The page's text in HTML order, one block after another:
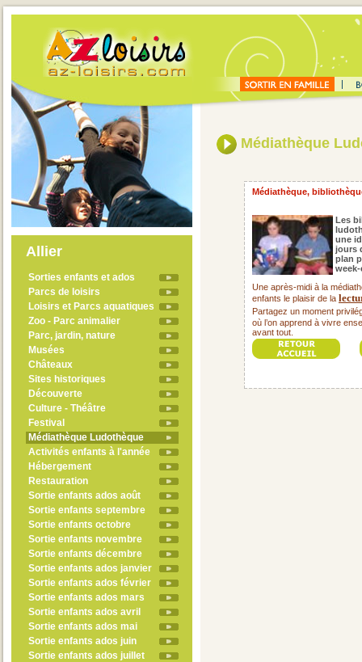
Allier
Sorties enfants et ados
Parcs de loisirs
Loisirs et Parcs aquatiques
Zoo - Parc animalier
Parc, jardin, nature
Musées
Châteaux
Sites historiques
Découverte
Culture - Théâtre
Festival
Médiathèque Ludothèque
Activités enfants à l'année
Hébergement
Restauration
Sortie enfants ados août
Sortie enfants septembre
Sortie enfants octobre
Sortie enfants novembre
Sortie enfants décembre
Sortie enfants ados janvier
Sortie enfants ados février
Sortie enfants ados mars
Sortie enfants ados avril
Sortie enfants ados mai
Sortie enfants ados juin
Sortie enfants ados juillet
Médiathèque
Médiathèque,
Les
une
jours
plan
Une après-midi à la
enfants le plaisir de la
Partagez un moment
où l’on apprend à vivre
avant tout.